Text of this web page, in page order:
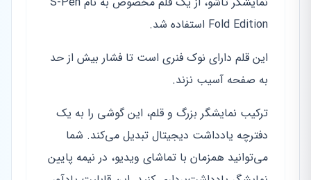
Fold Edition استفاده شد.
این قلم دارای نوک فنری است تا فشار بیش از حد
به صفحه آسیب نزند.
ترکیب نمایشگر بزرگ و قلم، این گوشی را به یک
دفترچه یادداشت دیجیتال تبدیل می‌کند. شما
می‌توانید همزمان با تماشای ویدیو، در نیمه پایین